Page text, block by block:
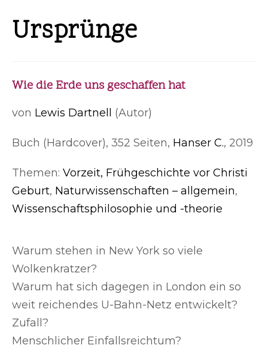
Ursprünge
Wie die Erde uns geschaffen hat
von Lewis Dartnell (Autor)
Buch (Hardcover), 352 Seiten, Hanser C., 2019
Themen: Vorzeit, Frühgeschichte vor Christi
Geburt, Naturwissenschaften – allgemein,
Wissenschaftsphilosophie und -theorie
Warum stehen in New York so viele
Wolkenkratzer?
Warum hat sich dagegen in London ein so
weit reichendes U-Bahn-Netz entwickelt?
Zufall?
Menschlicher Einfallsreichtum?